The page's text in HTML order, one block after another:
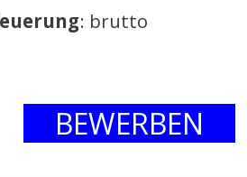
: brutto
BEWERBEN